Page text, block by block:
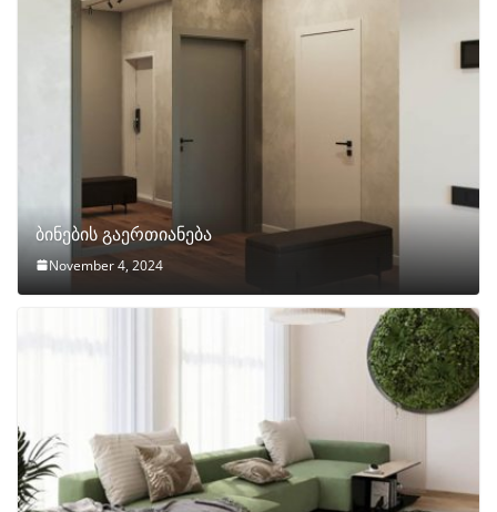
ბინების გაერთიანება
November 4, 2024